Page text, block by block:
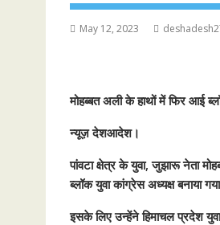
May 12, 2023
मोहब्बत अली के हाथों में फिर आई
न्यूज़ देशआदेश।
पांवटा क्षेत्र के युवा, जुझारू नेता
ब्लॉक युवा कांग्रेस अध्यक्ष बनाया
इसके लिए उन्हेंने हिमाचल प्रदेश युवा